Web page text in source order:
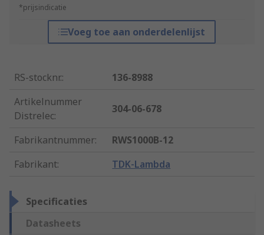
*prijsindicatie
Voeg toe aan onderdelenlijst
RS-stocknr.:
136-8988
Artikelnummer
Distrelec:
304-06-678
Fabrikantnummer:
RWS1000B-12
Fabrikant: TDK-Lambda
Specificaties
Datasheets